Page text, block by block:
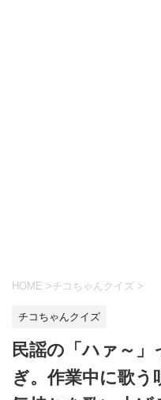
HOME >チコちゃんクイズ >
チコちゃんクイズ
民謡の「ハァ～
ぎ。作業中に歌